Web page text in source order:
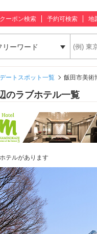
クーポン検索 予約可検索 地
リーワード
ートスポット一覧 飯田市美術
のラブホテル一覧
テルがあります